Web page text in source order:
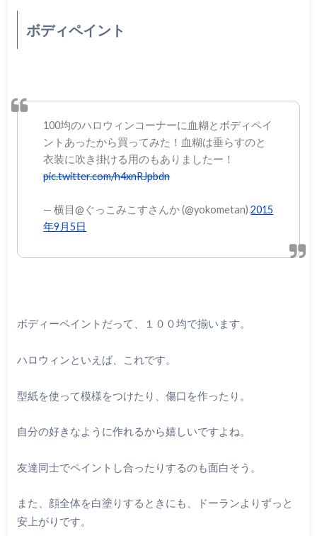
ボディペイント
100均のハロウィンコーナーに血糊とボディペイ
ントあったから買ってみた！血糊は垂らすのと
衣装に吹き掛ける用のもありましたー！
pic.twitter.com/h4xnRJpbdn
— 横目@ぐっこみこすさんか (@yokometan)2015
年9月5日
ボディーペイントだって、１００均で揃います。
ハロウィンといえば、これです。
型紙を使って模様をつけたり、傷口を作ったり。
自分の好きなように作れるから嬉しいですよね。
友達同士でペイントし合ったりするのも面白そう。
また、顔全体を白塗りするときにも、ドーランよりずっと
安上がりです。